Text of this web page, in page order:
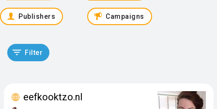
Publishers Campaigns
Filter
eefkooktzo.nl